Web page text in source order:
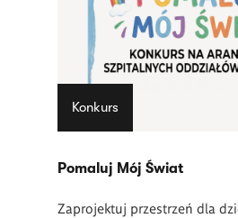
Konkurs
Pomaluj Mój Świat
Zaprojektuj przestrzeń dla